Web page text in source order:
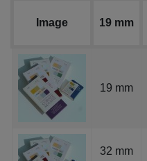
Image 19 mm
19 mm
32 mm